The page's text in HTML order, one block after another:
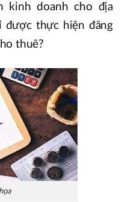
kinh doanh cho địa
được thực hiện đăng
thuê?